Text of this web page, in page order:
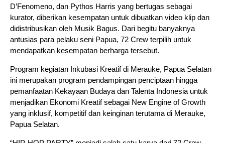
D’Fenomeno, dan Pythos Harris yang bertugas sebagai
kurator, diberikan kesempatan untuk dibuatkan video klip dan
didistribusikan oleh Musik Bagus. Dari begitu banyaknya
antusias para pelaku seni Papua, 72 Crew terpilih untuk
mendapatkan kesempatan berharga tersebut.
Program kegiatan Inkubasi Kreatif di Merauke, Papua Selatan
ini merupakan program pendampingan penciptaan hingga
pemanfaatan Kekayaan Budaya dan Talenta Indonesia untuk
menjadikan Ekonomi Kreatif sebagai New Engine of Growth
yang inklusif, kompetitif dan keinginan terutama di Merauke,
Papua Selatan.